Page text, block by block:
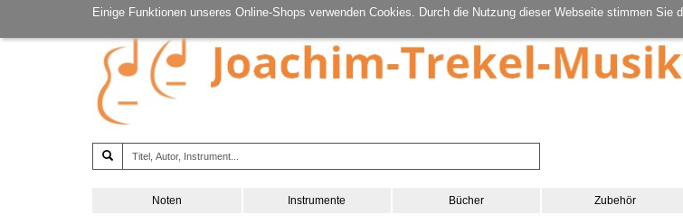
Einige Funktionen unseres Online-Shops verwenden Cookies. Durch die Nutzung dieser Webseite stimmen Sie
Noten Instrumente Bücher Zubehör